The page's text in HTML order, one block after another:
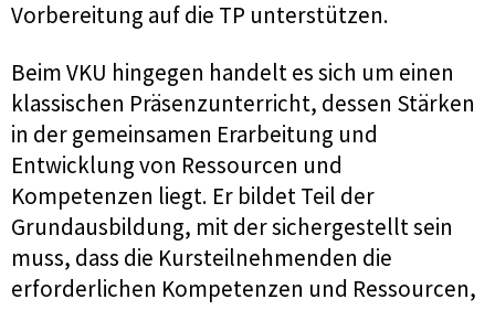
Vorbereitung auf die TP unterstützen.
Beim VKU hingegen handelt es sich um einen
klassischen Präsenzunterricht, dessen Stärken
in der gemeinsamen Erarbeitung und
Entwicklung von Ressourcen und
Kompetenzen liegt. Er bildet Teil der
Grundausbildung, mit der sichergestellt sein
muss, dass die Kursteilnehmenden die
erforderlichen Kompetenzen und Ressourcen,